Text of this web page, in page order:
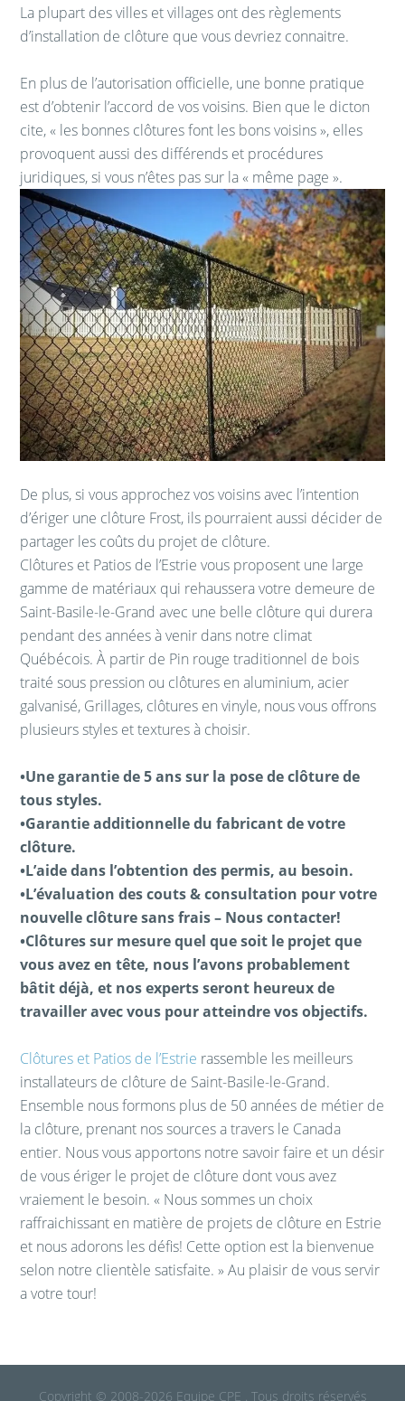
La plupart des villes et villages ont des règlements
d’installation de clôture que vous devriez connaitre.
En plus de l’autorisation officielle, une bonne pratique
est d’obtenir l’accord de vos voisins. Bien que le dicton
cite, « les bonnes clôtures font les bons voisins », elles
provoquent aussi des différends et procédures
juridiques, si vous n’êtes pas sur la « même page ».
De plus, si vous approchez vos voisins avec l’intention
d’ériger une clôture Frost, ils pourraient aussi décider de
partager les coûts du projet de clôture.
Clôtures et Patios de l’Estrie vous proposent une large
gamme de matériaux qui rehaussera votre demeure de
Saint-Basile-le-Grand avec une belle clôture qui durera
pendant des années à venir dans notre climat
Québécois. À partir de Pin rouge traditionnel de bois
traité sous pression ou clôtures en aluminium, acier
galvanisé, Grillages, clôtures en vinyle, nous vous offrons
plusieurs styles et textures à choisir.
•Une garantie de 5 ans sur la pose de clôture de
tous styles.
•Garantie additionnelle du fabricant de votre
clôture.
•L’aide dans l’obtention des permis, au besoin.
•L’évaluation des couts & consultation pour votre
nouvelle clôture sans frais – Nous contacter!
•Clôtures sur mesure quel que soit le projet que
vous avez en tête, nous l’avons probablement
bâtit déjà, et nos experts seront heureux de
travailler avec vous pour atteindre vos objectifs.
Clôtures et Patios de l’Estrie rassemble les meilleurs
installateurs de clôture de Saint-Basile-le-Grand.
Ensemble nous formons plus de 50 années de métier de
la clôture, prenant nos sources a travers le Canada
entier. Nous vous apportons notre savoir faire et un désir
de vous ériger le projet de clôture dont vous avez
vraiement le besoin. « Nous sommes un choix
raffraichissant en matière de projets de clôture en Estrie
et nous adorons les défis! Cette option est la bienvenue
selon notre clientèle satisfaite. » Au plaisir de vous servir
a votre tour!
Copyright © 2008-2026 Equipe CPE . Tous droits réservés